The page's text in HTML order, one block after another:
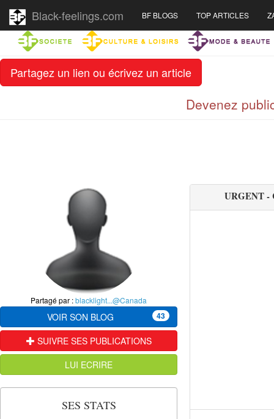
Partagez un lien ou écrivez un article
Black-feelings.com BF BLOGS TOP ARTICLES
Devenez
URGENT -
Partagé par :blacklight...@Canada
VOIR SON BLOG 43
SUIVRE SES PUBLICATIONS
LUI ECRIRE
SES STATS